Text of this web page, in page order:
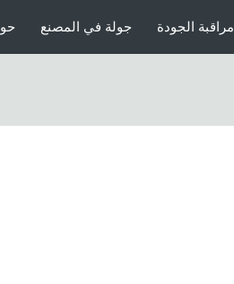
جولة في المصنع مراقبة الجودة